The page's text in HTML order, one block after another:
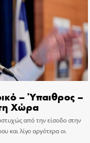
– Ύπαιθρος –
Χώρα
από την είσοδο στην
και λίγο αργότερα οι